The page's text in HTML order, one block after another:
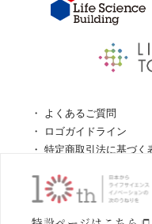
よくあるご質問
ロゴガイドライン
特定商取引法に基づく
個人情報の取扱について